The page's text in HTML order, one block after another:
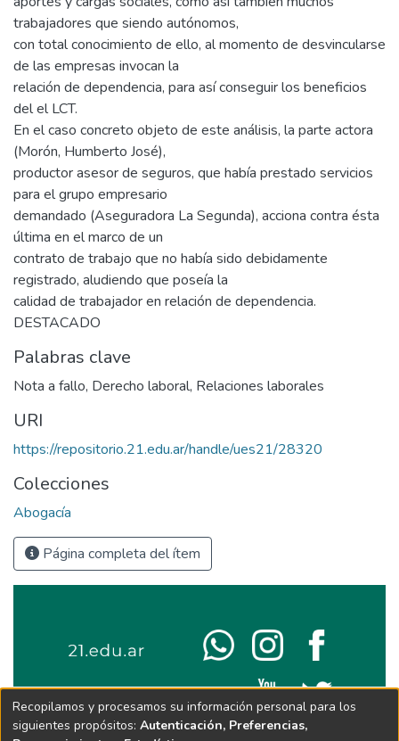
trabajadores que siendo autónomos,
con total conocimiento de ello, al momento de desvincularse
de las empresas invocan la
relación de dependencia, para así conseguir los beneficios
del el LCT.
En el caso concreto objeto de este análisis, la parte actora
(Morón, Humberto José),
productor asesor de seguros, que había prestado servicios
para el grupo empresario
demandado (Aseguradora La Segunda), acciona contra ésta
última en el marco de un
contrato de trabajo que no había sido debidamente
registrado, aludiendo que poseía la
calidad de trabajador en relación de dependencia.
DESTACADO
Palabras clave
Nota a fallo, Derecho laboral, Relaciones laborales
URI
https://repositorio.21.edu.ar/handle/ues21/28320
Colecciones
Abogacía
Página completa del ítem
Recopilamos y procesamos su información personal para los
siguientes propósitos: Autenticación, Preferencias,